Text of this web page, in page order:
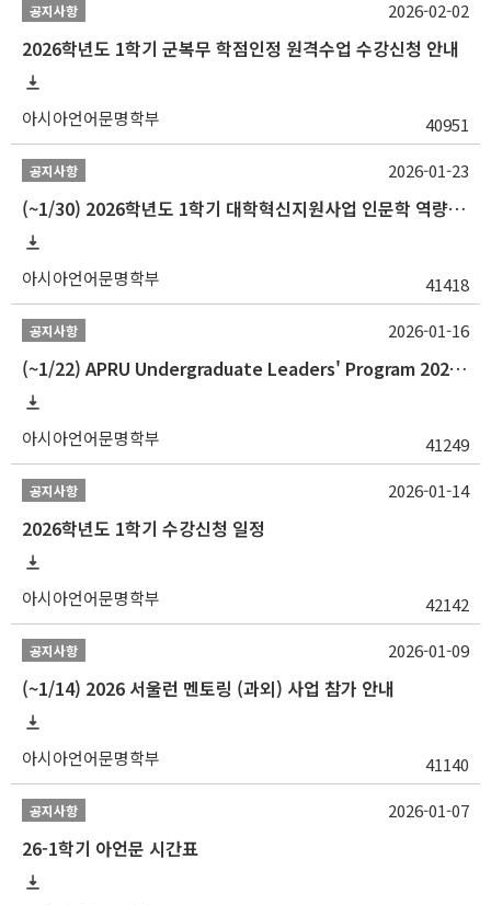
공지사항
2026학년도 1학기 군복무 학점인정 원격수업 수강신청 안내
아시아언어문명학부 40951
2026-02-02
공지사항
(~1/30) 2026학년도 1학기 대학혁신지원사업 인문학 역량강화 학업지원금 지원 선발 안내(학·석·박사)
아시아언어문명학부 41418
2026-01-23
공지사항
(~1/22) APRU Undergraduate Leaders' Program 2026 프로그램 참가자 모집
아시아언어문명학부 41249
2026-01-16
공지사항
2026학년도 1학기 수강신청 일정
아시아언어문명학부 42142
2026-01-14
공지사항
(~1/14) 2026 서울런 멘토링 (과외) 사업 참가 안내
아시아언어문명학부 41140
2026-01-09
공지사항
26-1학기 아언문 시간표
2026-01-07